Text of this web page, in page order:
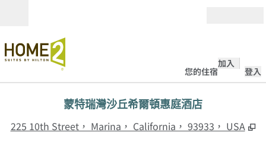
您的住宿
加入
登入
蒙特瑞灣沙丘希爾頓惠庭酒店
225 10th Street， Marina， California， 93933， USA ,